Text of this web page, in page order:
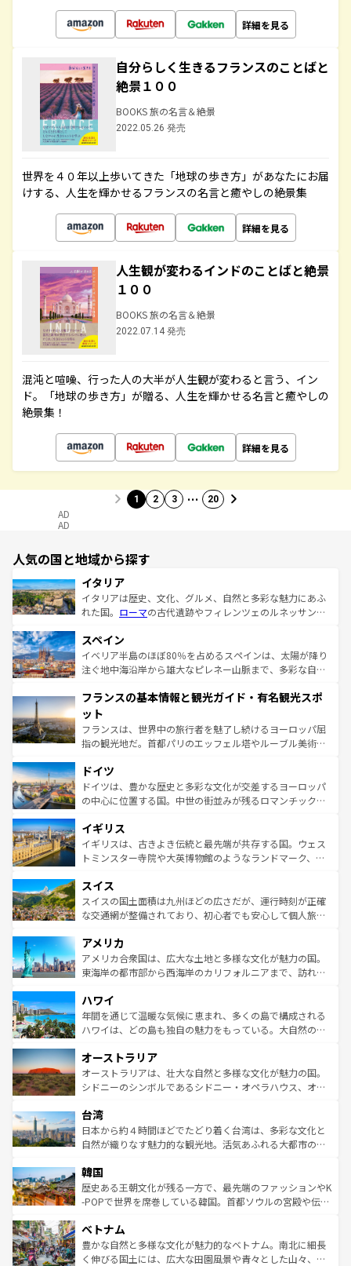
詳細を見る
自分らしく生きるフランスのことばと
絶景１００
BOOKS 旅の名言＆絶景
2022.05.26 発売
世界を４０年以上歩いてきた「地球の歩き方」があなたにお届
けする、人生を輝かせるフランスの名言と癒やしの絶景集
詳細を見る
人生観が変わるインドのことばと絶景
１００
BOOKS 旅の名言＆絶景
2022.07.14 発売
混沌と喧噪、行った人の大半が人生観が変わると言う、イン
ド。「地球の歩き方」が贈る、人生を輝かせる名言と癒やしの
絶景集！
詳細を見る
1 2 3 … 20
AD
AD
人気の国と地域から探す
イタリア
イタリアは歴史、文化、グルメ、自然と多彩な魅力にあふ
れた国。 ローマの古代遺跡やフィレンツェのルネッサンス
ろん、トスカーナの美しい田園風景やアマルフィ海岸の絶
景など、自然景観も見逃せない。観光の合間には、本場の
ピザやパスタなど、絶品のイタリア料理を堪能することも
ませてくれるイタリアで、忘れられない旅をしてみよう！
なお、新着のイタリア情報は
しい。
スペイン
イベリア半島のほぼ80％を占めるスペインは、太陽が降り
注ぐ地中海沿岸から雄大なピレネー山脈まで、多彩な自然
文化が根付くこの国では、情熱的なフラメンコ、熱気あふ
れる闘牛、そして美味しいタパスが生活の一部となってい
る。首都マドリードの洗練された雰囲気や、バルセロナの
アートに溢れた街角から、地方では古代ローマ遺跡や中世
せる。地方によって風土や気候が異なるスペインはその個
性で訪れる人を魅了する。 なお、新着のスペイン情報は コ
ンテンツ一覧を参照してほしい。
フランスの基本情報と観光ガイド・有名観光スポ
ット
フランスは、世界中の旅行者を魅了し続けるヨーロッパ屈
指の観光地だ。首都パリのエッフェル塔やルーブル美術館
で、幅広い魅力が詰まっている。華麗な宮殿、歴史的な大
聖堂、美しいビーチ、そして豊かな自然が、訪れる者を心
から魅了する。また、フランスは美食の国としても知ら
いる。シャンパンの発祥地であるランス、プロヴァンスの
香り高いラベンダー畑など、多彩な楽しみ方が可能だ。さ
らに、パリ以外の地域にも魅力が溢れており、どの街角に
れる地方に足を運ぶとそれぞれで全く異なる文化を体験で
きるだろう。 なお、新着のフランス情報はコンテンツ一覧
を参照してほしい。
ドイツ
ドイツは、豊かな歴史と多彩な文化が交差するヨーロッパ
の中心に位置する国。中世の街並みが残るロマンチック街
顔を持つこの国は、どこを歩いても飽きることがない。ベ
ルリンの文化的活気、バイエルン州のアルプスの絶景、そ
してライン川沿いのワイン畑といった風景は必見。ビール
は、お酒好きな人にはぜひ体験してほしい。 なお、新着の
ドイツ情報はコンテンツ一覧を参照してほしい。
イギリス
イギリスは、古きよき伝統と最先端が共存する国。ウェス
トミンスター寺院や大英博物館のようなランドマーク、歴
リアごとに異なる魅力がある。また、優雅なアフタヌーン
ティー、ビール好きにはたまらない英国パブ、サッカー観
戦など、本場だからこそできる体験も豊富。イギリスを旅
ンツ一覧を参照してほしい。
スイス
スイスの国土面積は九州ほどの広さだが、運行時刻が正確
な交通網が整備されており、初心者でも安心して個人旅行
の建物がそのまま残る町や、スイスならではのユニークな
博物館もあり、アルプス観光だけでなく町歩きも満喫する
ことができる。国民の所得が高いため物価も高いが、旅行
ば市内交通費無料で観光を楽しむこともできる。 なお、新
着のスイス情報はコンテンツ一覧 を参照してほしい。
アメリカ
アメリカ合衆国は、広大な土地と多様な文化が魅力の国。
東海岸の都市部から西海岸のカリフォルニアまで、訪れる
のような巨大都市は、観光、ショッピング、エンターテイ
ンメントが詰まった刺激的なスポットだ。一方、アメリカ
西部には大自然が広がり、グランドキャニオンやイエロー
部のニューオーリンズでは、音楽と美食が融合した独特の
文化が魅力。旅行者はアメリカの各地域で異なる魅力を楽
しみながら、その多様性と豊かな歴史を感じることができ
ならではの贅沢な旅のスタイルだ。 なお、新着のアメリカ
情報はコンテンツ一覧を参照してほしい。
ハワイ
年間を通じて温暖な気候に恵まれ、多くの島で構成される
ハワイは、どの島も独自の魅力をもっている。大自然の神
ワイ島は見逃せない。また、定番の観光地といえばオアフ
島だが、静かな自然を求めるならマウイ島やカウアイ島が
おすすめ。エメラルドグリーンに輝く海をはじめ、豊かな
れるおもてなしの心で訪れる人々を迎えてくれるハワイの
人々、おいしいローカルフードやハワイアンミュージッ
ク、伝統的なフラダンスなど、すべてがハワイの魅力を彩
ワイを、存分に味わってほしい。 なお、新着のハワイ情報
はコンテンツ一覧を参照してほしい。
オーストラリア
オーストラリアは、壮大な自然と多様な文化が魅力の国。
シドニーのシンボルであるシドニー・オペラハウス、オー
リアリーフや大陸中央部にそびえるウルル（エアーズロッ
ク）、タスマニアの美しい原生林やケアンズの熱帯雨林な
ど、見どころがたくさん。また、カフェやワイン、オージ
いる。アクティビティも充実しており、サーフィンやダイ
ビング、ハイキングなど、アウトドア好きにはたまらな
い。オーストラリアの多彩な魅力を存分に味わいつくそ
参照してほしい。
台湾
日本から約４時間ほどでたどり着く台湾は、多彩な文化と
自然が織りなす魅力的な観光地。活気あふれる大都市の台
ン）、静ひつな山岳地帯である台湾東部など、都市の喧騒
と山間の静けさが共存しており、訪れる人に新しい発見と
驚きをもたらしてくれる。また、奥深い台湾の食文化も魅
容にもいいと評判のスイーツなど、バラエティ豊かな料理
が味わえる。 なお、新着の台湾情報は コンテンツ一覧を参
照してほしい。
韓国
歴史ある王朝文化が残る一方で、最先端のファッションやK
-POPで世界を席巻している韓国。首都ソウルの宮殿や伝統
き、地方に足を延ばせば四季折々の自然美を楽しむことが
できる。そして、キムチや焼肉、絶品のストリートフード
まで、さまざまな韓国料理が待っている。夜には、韓国な
ベトナム
豊かな自然と多様な文化が魅力的なベトナム。南北に細長
く伸びる国土には、広大な田園風景や青々とした山々、世